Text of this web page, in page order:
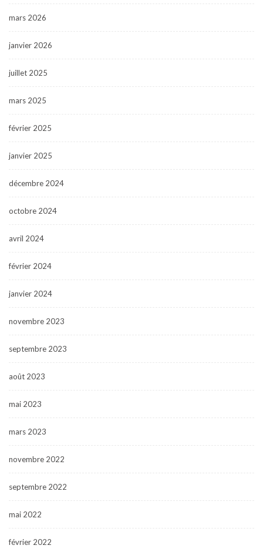
mars 2026
janvier 2026
juillet 2025
mars 2025
février 2025
janvier 2025
décembre 2024
octobre 2024
avril 2024
février 2024
janvier 2024
novembre 2023
septembre 2023
août 2023
mai 2023
mars 2023
novembre 2022
septembre 2022
mai 2022
février 2022